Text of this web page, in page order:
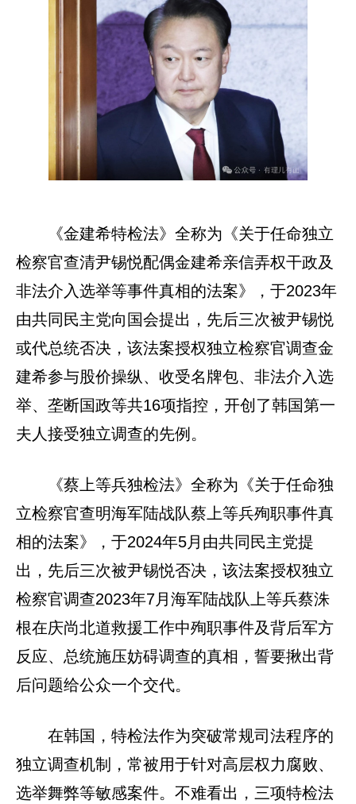
《金建希特检法》全称为《关于任命独立
检察官查清尹锡悦配偶金建希亲信弄权干政及
非法介入选举等事件真相的法案》，于2023年
由共同民主党向国会提出，先后三次被尹锡悦
或代总统否决，该法案授权独立检察官调查金
建希参与股价操纵、收受名牌包、非法介入选
举、垄断国政等共16项指控，开创了韩国第一
夫人接受独立调查的先例。
《蔡上等兵独检法》全称为《关于任命独
立检察官查明海军陆战队蔡上等兵殉职事件真
相的法案》，于2024年5月由共同民主党提
出，先后三次被尹锡悦否决，该法案授权独立
检察官调查2023年7月海军陆战队上等兵蔡洙
根在庆尚北道救援工作中殉职事件及背后军方
反应、总统施压妨碍调查的真相，誓要揪出背
后问题给公众一个交代。
在韩国，特检法作为突破常规司法程序的
独立调查机制，常被用于针对高层权力腐败、
选举舞弊等敏感案件。不难看出，三项特检法